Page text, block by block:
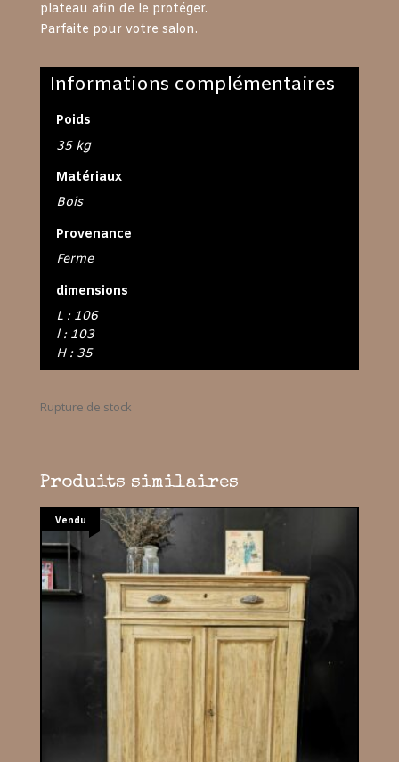
plateau afin de le protéger.
Parfaite pour votre salon.
Informations complémentaires
Poids
35 kg
Matériaux
Bois
Provenance
Ferme
dimensions
L : 106
l : 103
H : 35
Rupture de stock
Produits similaires
Vendu